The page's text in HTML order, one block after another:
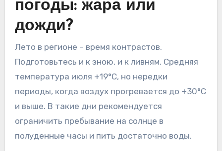
погоды: жара или
дожди?
Лето в регионе – время контрастов.
Подготовьтесь и к зною, и к ливням. Средняя
температура июля +19°C, но нередки
периоды, когда воздух прогревается до +30°C
и выше. В такие дни рекомендуется
ограничить пребывание на солнце в
полуденные часы и пить достаточно воды.